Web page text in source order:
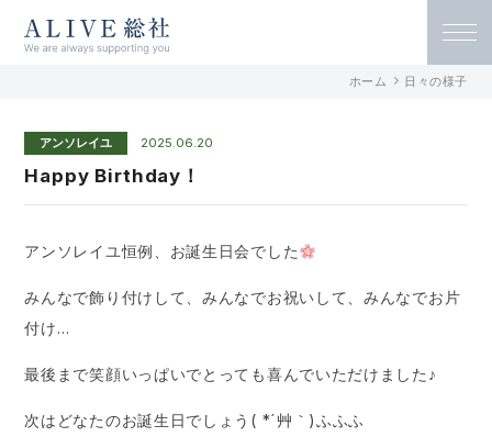
アンソレイユ総社
ホーム 日々の様子
アンソレイユ 2025.06.20
Happy Birthday！
アンソレイユ恒例、お誕生日会でした
みんなで飾り付けして、みんなでお祝いして、みんなでお片
付け…
最後まで笑顔いっぱいでとっても喜んでいただけました♪
次はどなたのお誕生日でしょう( *´艸｀)ふふふ